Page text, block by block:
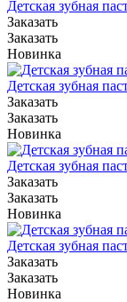
Детская зубная
Заказать
Заказать
Новинка
Детская зубная
Заказать
Заказать
Новинка
Детская зубная
Заказать
Заказать
Новинка
Детская зубная
Заказать
Заказать
Новинка